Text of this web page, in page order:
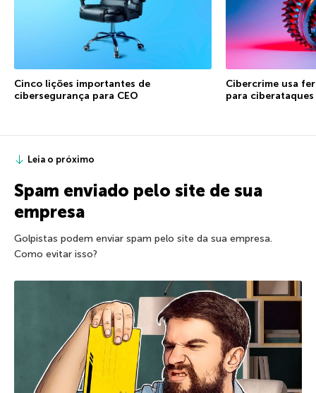
Cinco lições importantes de
cibersegurança para CEO
Cibercrime usa
para ciberataques
Leia o próximo
Spam enviado pelo site de sua
empresa
Golpistas podem enviar spam pelo site da sua empresa.
Como evitar isso?